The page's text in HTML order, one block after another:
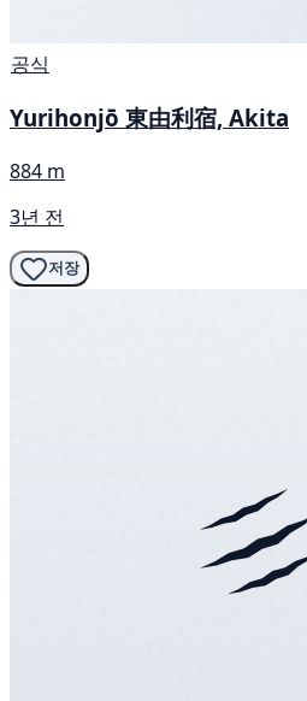
공식
Yurihonjō 東由利宿, Akita
884 m
3년 전
저장